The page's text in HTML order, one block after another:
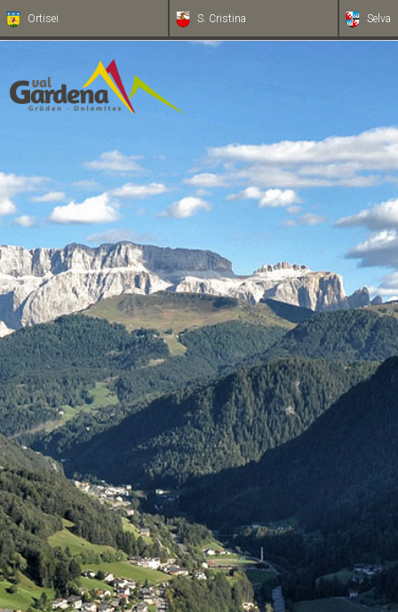
Ortisei S. Cristina Selva